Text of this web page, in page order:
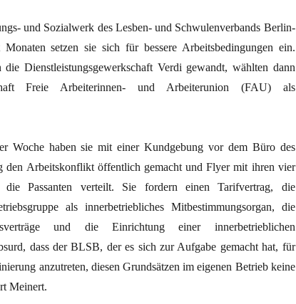
und Sozialwerk des Lesben- und Schwulenverbands Berlin-
setzen sie sich für bessere Arbeitsbedingungen ein.
die Dienstleistungsgewerkschaft Verdi gewandt, wählten dann
Freie Arbeiterinnen- und Arbeiterunion (FAU) als
Woche haben sie mit einer Kundgebung vor dem Büro des
den Arbeitskonflikt öffentlich gemacht und Flyer mit ihren vier
die Passanten verteilt. Sie fordern einen Tarifvertrag, die
als innerbetriebliches Mitbestimmungsorgan, die
und die Einrichtung einer innerbetrieblichen
dass der BLSB, der es sich zur Aufgabe gemacht hat, für
anzutreten, diesen Grundsätzen im eigenen Betrieb keine
Meinert.